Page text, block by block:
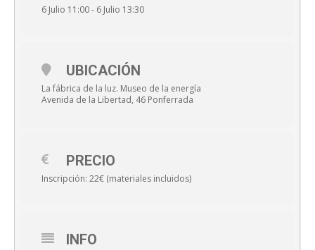
6 Julio 11:00 - 6 Julio 13:30
UBICACIÓN
La fábrica de la luz. Museo de la energía
Avenida de la Libertad, 46 Ponferrada
PRECIO
Inscripción: 22€ (materiales incluidos)
INFO